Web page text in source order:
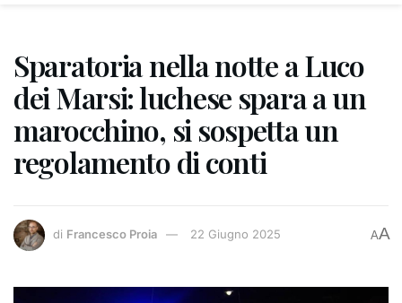
Sparatoria nella notte a Luco
dei Marsi: luchese spara a un
marocchino, si sospetta un
regolamento di conti
di Francesco Proia 22 Giugno 2025 AA